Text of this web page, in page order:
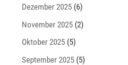
Dezember 2025(6)
November 2025(2)
Oktober 2025(5)
September 2025(5)